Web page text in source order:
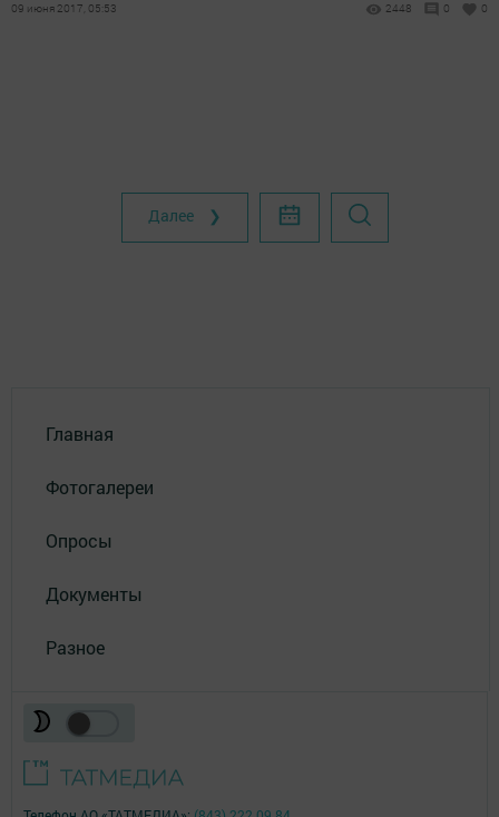
09 июня 2017, 05:53 2448 0 0
Далее ❯
Главная
Фотогалереи
Опросы
Документы
Разное